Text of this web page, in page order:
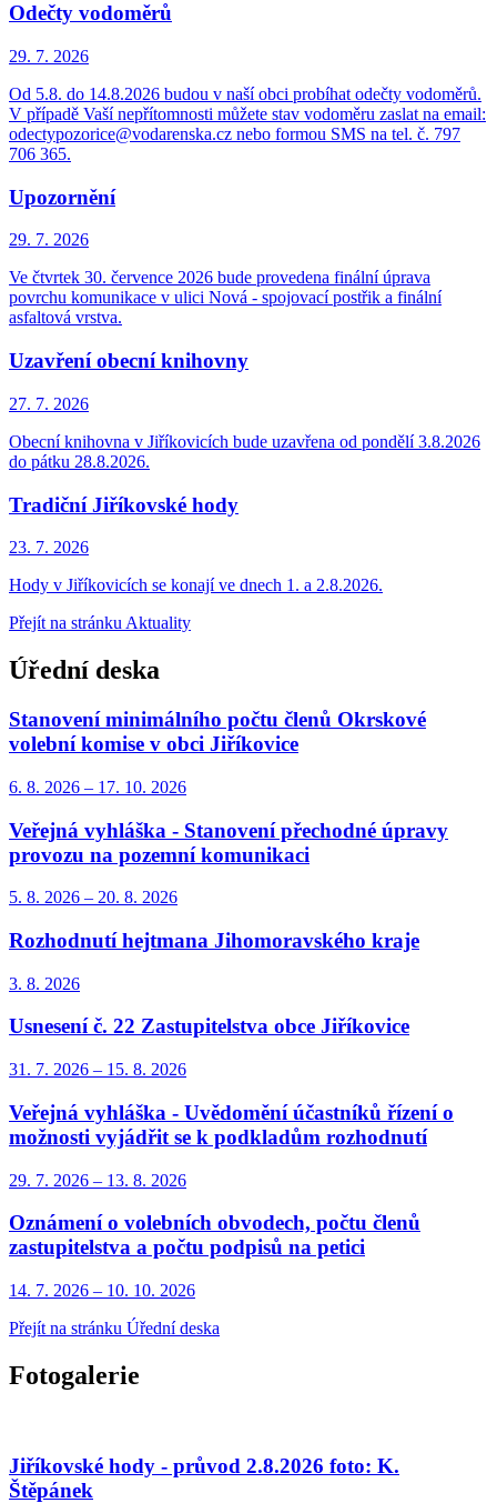
Odečty vodoměrů
29. 7. 2026
Od 5.8. do 14.8.2026 budou v naší obci probíhat odečty vodoměrů.
V případě Vaší nepřítomnosti můžete stav vodoměru zaslat na email:
odectypozorice@vodarenska.cz nebo formou SMS na tel. č. 797
706 365.
Upozornění
29. 7. 2026
Ve čtvrtek 30. července 2026 bude provedena finální úprava
povrchu komunikace v ulici Nová - spojovací postřik a finální
asfaltová vrstva.
Uzavření obecní knihovny
27. 7. 2026
Obecní knihovna v Jiříkovicích bude uzavřena od pondělí 3.8.2026
do pátku 28.8.2026.
Tradiční Jiříkovské hody
23. 7. 2026
Hody v Jiříkovicích se konají ve dnech 1. a 2.8.2026.
Přejít na stránku Aktuality
Úřední deska
Stanovení minimálního počtu členů Okrskové
volební komise v obci Jiříkovice
6. 8. 2026 – 17. 10. 2026
Veřejná vyhláška - Stanovení přechodné úpravy
provozu na pozemní komunikaci
5. 8. 2026 – 20. 8. 2026
Rozhodnutí hejtmana Jihomoravského kraje
3. 8. 2026
Usnesení č. 22 Zastupitelstva obce Jiříkovice
31. 7. 2026 – 15. 8. 2026
Veřejná vyhláška - Uvědomění účastníků řízení o
možnosti vyjádřit se k podkladům rozhodnutí
29. 7. 2026 – 13. 8. 2026
Oznámení o volebních obvodech, počtu členů
zastupitelstva a počtu podpisů na petici
14. 7. 2026 – 10. 10. 2026
Přejít na stránku Úřední deska
Fotogalerie
Jiříkovské hody - průvod 2.8.2026 foto: K.
Štěpánek